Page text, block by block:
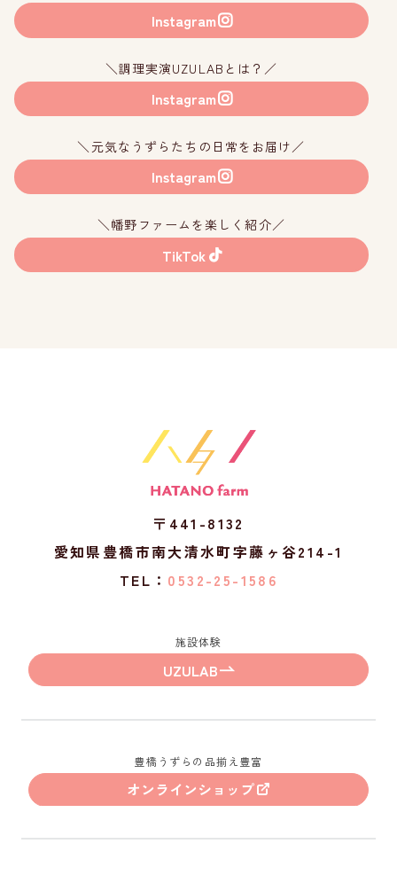
Instagram
＼調理実演UZULABとは？／
Instagram
＼元気なうずらたちの日常をお届け／
Instagram
＼幡野ファームを楽しく紹介／
TikTok
〒441-8132
愛知県豊橋市南大清水町字藤ヶ谷214-1
TEL： 0532-25-1586
施設体験
UZULAB
豊橋うずらの品揃え豊富
オンラインショップ